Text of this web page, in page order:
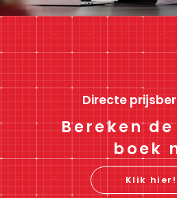
Directe
Bereken
boek
Klik hier!